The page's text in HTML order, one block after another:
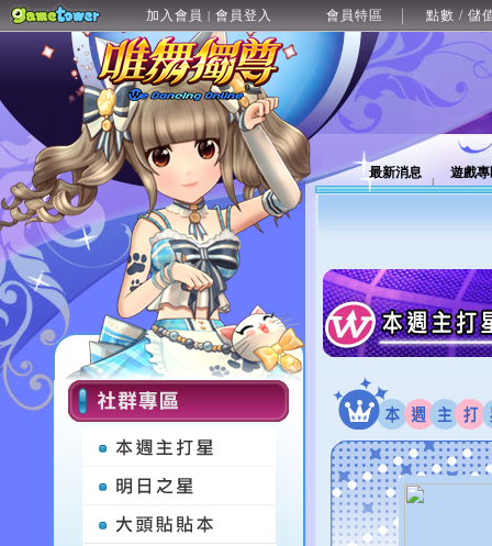
加入會員 | 會員登入 會員特區 點數 / 儲
最新消息 遊戲